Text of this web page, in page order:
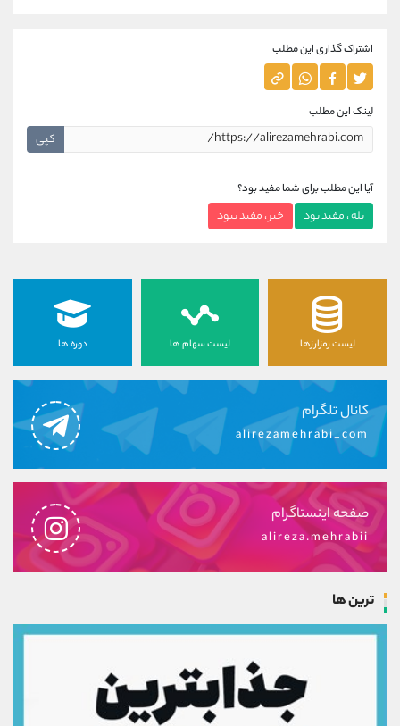
اشتراک گذاری این مطلب
لینک این مطلب
کپی
آیا این مطلب برای شما مفید بود؟
بله ، مفید بود خیر ، مفید نبود
لیست رمزارزها لیست سهام ها دوره ها
کانال تلگرام
alirezamehrabi_com
صفحه اینستاگرام
alireza.mehrabii
ترین ها